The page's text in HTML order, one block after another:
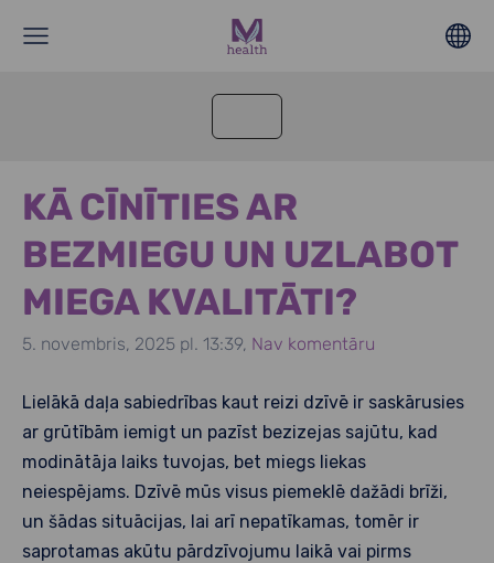
KĀ CĪNĪTIES AR
BEZMIEGU UN UZLABOT
MIEGA KVALITĀTI?
5. novembris, 2025 pl. 13:39, Nav komentāru
Lielākā daļa sabiedrības kaut reizi dzīvē ir saskārusies
ar grūtībām iemigt un pazīst bezizejas sajūtu, kad
modinātāja laiks tuvojas, bet miegs liekas
neiespējams. Dzīvē mūs visus piemeklē dažādi brīži,
un šādas situācijas, lai arī nepatīkamas, tomēr ir
saprotamas akūtu pārdzīvojumu laikā vai pirms